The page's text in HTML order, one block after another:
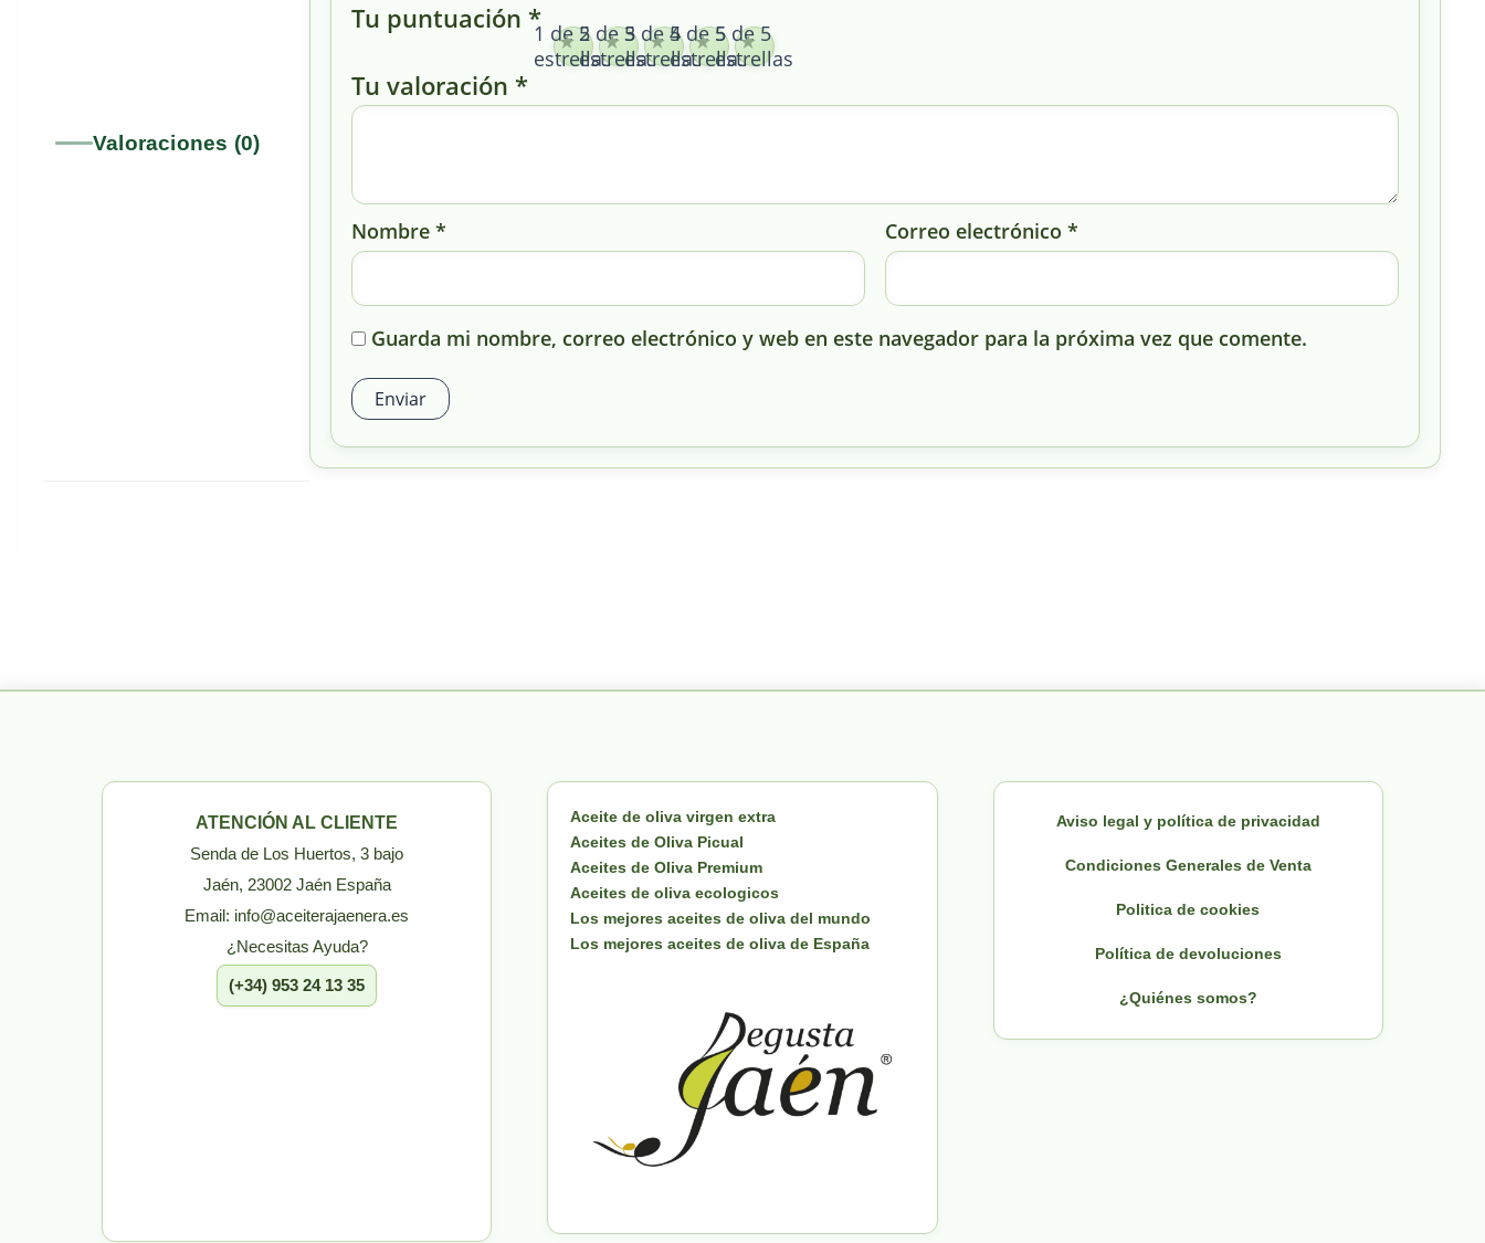
Valoraciones (0)
Tu puntuación *1 de 5
estrellas
2 de 5
estrellas
3 de 5
estrellas
4 de 5
estrellas
5 de 5
estrellas
Tu valoración *
Nombre * Correo electrónico*
Guarda mi nombre, correo electrónico y web en este navegador para la próxima vez que comente.
ATENCIÓN AL CLIENTE
Senda de Los Huertos, 3 bajo
Jaén, 23002 Jaén España
Email: info@aceiterajaenera.es
¿Necesitas Ayuda?
(+34) 953 24 13 35
Aceite de oliva virgen extra
Aceites de Oliva Picual
Aceites de Oliva Premium
Aceites de oliva ecologicos
Los mejores aceites de oliva del mundo
Los mejores aceites de oliva de España
Aviso legal y política de privacidad
Condiciones Generales de Venta
Politica de cookies
Política de devoluciones
¿Quiénes somos?